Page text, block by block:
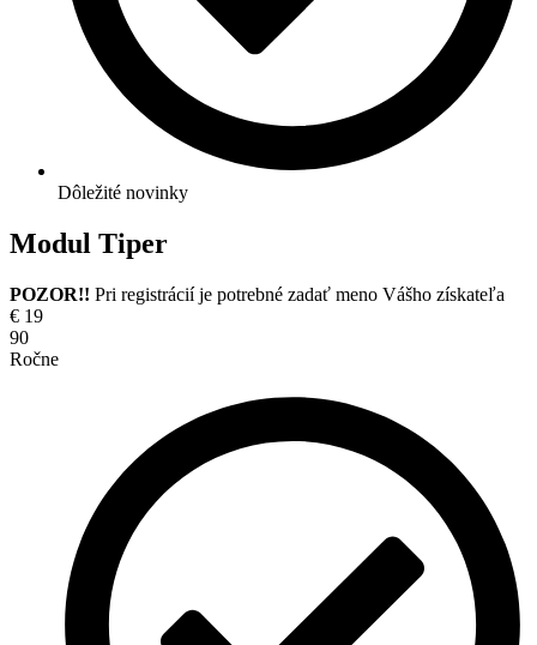
Dôležité novinky
Modul Tiper
POZOR!! Pri registrácií je potrebné zadať meno Vášho získateľa
€ 19
90
Ročne